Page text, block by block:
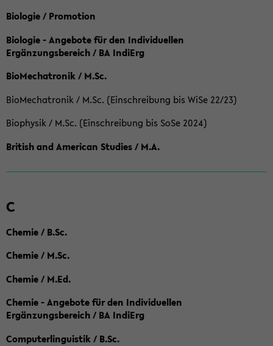
Biologie / Promotion
Biologie - Angebote für den Individuellen
Ergänzungsbereich / BA IndiErg
BioMechatronik / M.Sc.
BioMechatronik / M.Sc. (Einschreibung bis WiSe 22/23)
Biophysik / M.Sc. (Einschreibung bis SoSe 2024)
British and American Studies / M.A.
C
Chemie / B.Sc.
Chemie / M.Sc.
Chemie / M.Ed.
Chemie - Angebote für den Individuellen
Ergänzungsbereich / BA IndiErg
Computerlinguistik / B.Sc.